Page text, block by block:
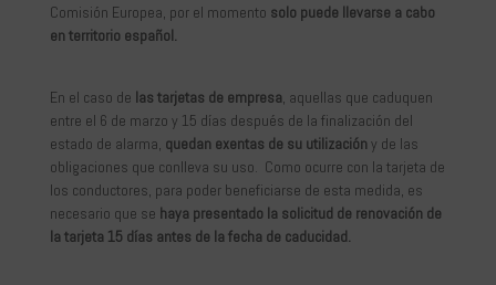
Comisión Europea, por el momento solo puede llevarse a cabo
en territorio español.
En el caso de las tarjetas de empresa, aquellas que caduquen
entre el 6 de marzo y 15 días después de la finalización del
estado de alarma, quedan exentas de su utilización y de las
obligaciones que conlleva su uso. Como ocurre con la tarjeta de
los conductores, para poder beneficiarse de esta medida, es
necesario que se haya presentado la solicitud de renovación de
la tarjeta 15 días antes de la fecha de caducidad.